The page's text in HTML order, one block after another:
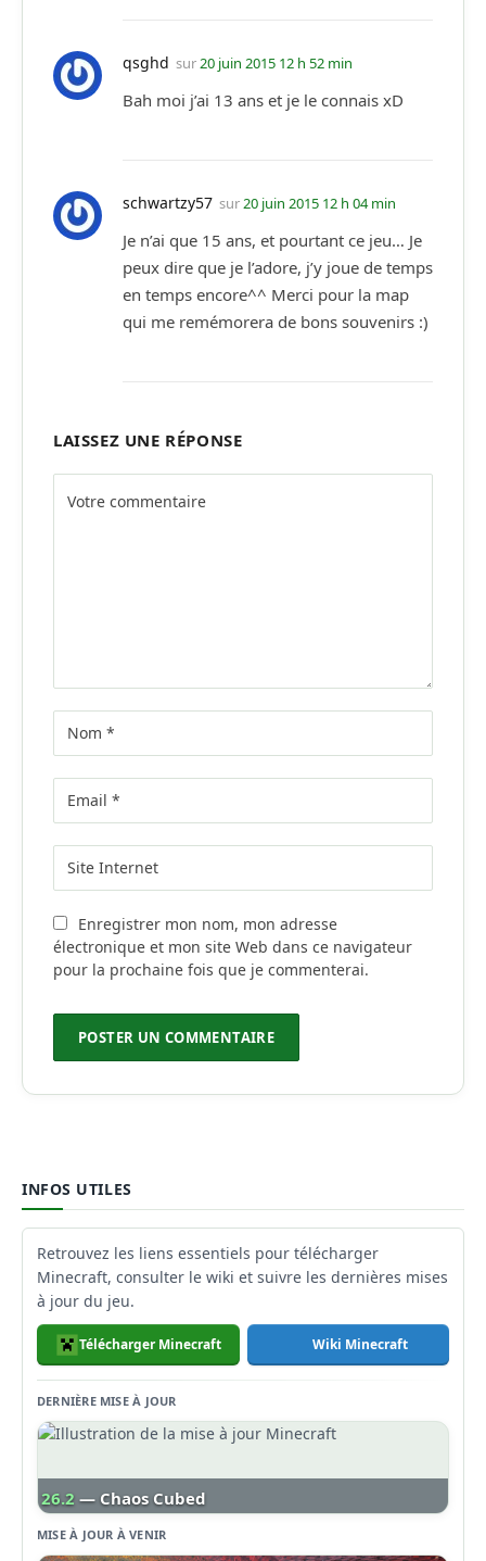
qsghd sur 20 juin 2015 12 h 52 min
Bah moi j’ai 13 ans et je le connais xD
schwartzy57 sur 20 juin 2015 12 h 04 min
Je n’ai que 15 ans, et pourtant ce jeu… Je
peux dire que je l’adore, j’y joue de temps
en temps encore^^ Merci pour la map
qui me remémorera de bons souvenirs :)
LAISSEZ UNE RÉPONSE
Enregistrer mon nom, mon adresse
électronique et mon site Web dans ce navigateur
pour la prochaine fois que je commenterai.
INFOS UTILES
Retrouvez les liens essentiels pour télécharger
Minecraft, consulter le wiki et suivre les dernières mises
à jour du jeu.
Télécharger Minecraft Wiki Minecraft
DERNIÈRE MISE À JOUR
26.2 — Chaos Cubed
MISE À JOUR À VENIR